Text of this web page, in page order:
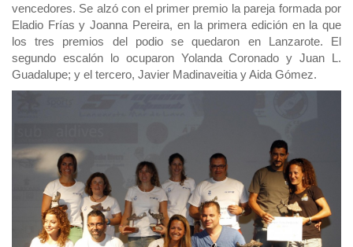
vencedores. Se alzó con el primer premio la pareja formada por
Eladio Frías y Joanna Pereira, en la primera edición en la que
los tres premios del podio se quedaron en Lanzarote. El
segundo escalón lo ocuparon Yolanda Coronado y Juan L.
Guadalupe; y el tercero, Javier Madinaveitia y Aida Gómez.